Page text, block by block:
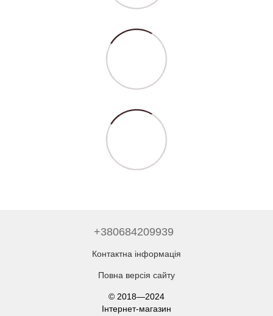
+380684209939
Контактна інформація
Повна версія сайту
© 2018—2024
Інтернет-магазин